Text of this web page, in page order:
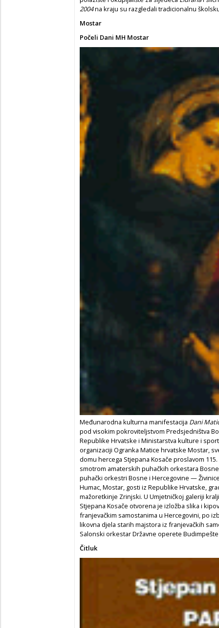
2004na kraju su razgledali tradicionalnu
Mostar
Počeli Dani MH Mostar
Međunarodna kulturna manifestacija Dani
pod visokim pokroviteljstvom Predsjedništva
Republike Hrvatske i Ministarstva kulture i
organizaciji Ogranka Matice hrvatske Mostar,
domu hercega Stjepana Kosače proslavom
smotrom amaterskih puhačkih orkestara
puhački orkestri Bosne i Hercegovine —
Humac, Mostar, gosti iz Republike Hrvatske,
mažoretkinje Zrinjski. U Umjetničkoj galeriji
Stjepana Kosače otvorena je izložba slika i
franjevačkim samostanima u Hercegovini, po
likovna djela starih majstora iz franjevačkih
Salonski orkestar Državne operete
Čitluk